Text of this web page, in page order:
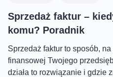
Sprzedaż faktur –
komu? Poradnik
Sprzedaż faktur to sposób,
finansowej Twojego
działa to rozwiązanie i gdzie